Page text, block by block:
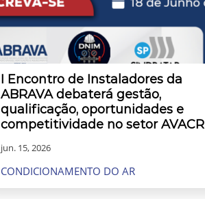
I Encontro de Instaladores da
ABRAVA debaterá gestão,
qualificação, oportunidades e
competitividade no setor AVACR
jun. 15, 2026
CONDICIONAMENTO DO AR